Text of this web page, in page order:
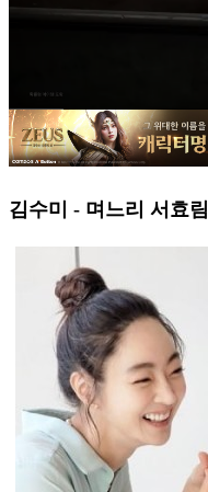
김수미 - 며느리 서효림